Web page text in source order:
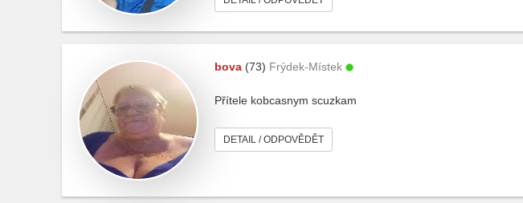
bova (73) Frýdek-Místek
Přítele kobcasnym scuzkam
DETAIL / ODPOVĚDĚT